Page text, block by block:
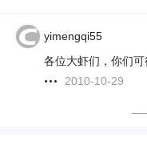
yimengqi55
各位大虾们，你们
2010-10-29